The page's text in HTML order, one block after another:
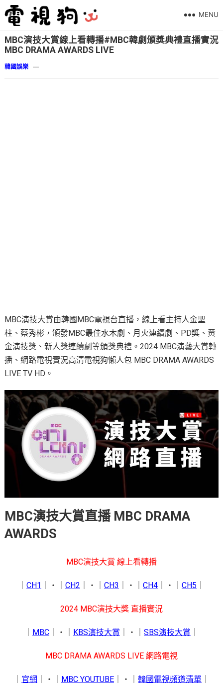
MENU
MBC演技大賞線上看轉播#MBC韓劇頒獎典禮直播實況
MBC DRAMA AWARDS LIVE
韓國娛樂—
MBC演技大賞由韓國MBC電視台直播，線上看主持人金聖
柱、蔡秀彬，頒發MBC最佳水木劇、月火連續劇、PD獎、黃
金演技獎、新人獎連續劇等頒獎典禮。2024 MBC演藝大賞轉
播、網路電視實況高清電視狗懶人包 MBC DRAMA AWARDS
LIVE TV HD。
MBC演技大賞直播 MBC DRAMA
AWARDS
MBC演技大賞 線上看轉播
CH1 ｜‧｜ CH2 ｜‧｜ CH3 ｜‧｜ CH4｜‧｜ CH5
2024 MBC演技大獎 直播實況
MBC｜‧｜ KBS演技大賞 ｜‧｜ SBS演技大賞
MBC DRAMA AWARDS LIVE 網路電視
官網 ｜‧｜ MBC YOUTUBE｜‧｜ 韓國電視頻道清單｜